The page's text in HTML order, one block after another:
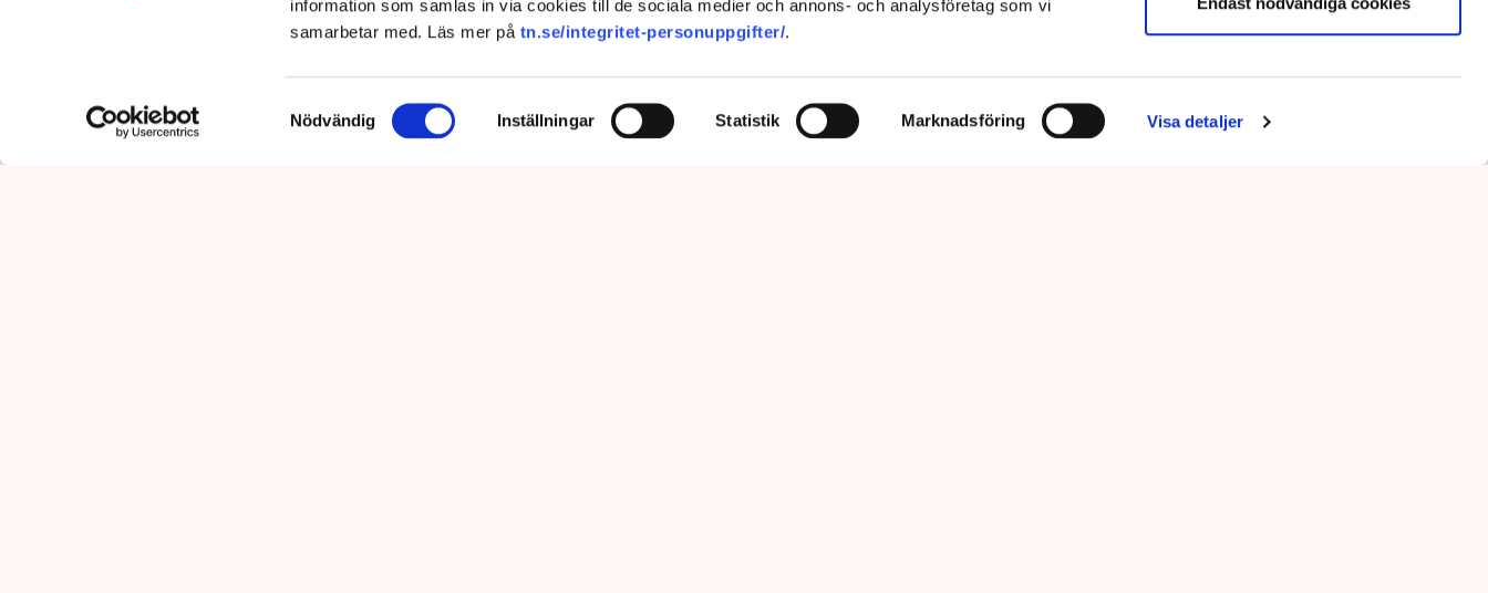
information som samlas in via cookies till de sociala medier och annons- och analysföretag som vi
samarbetar med. Läs mer på tn.se/integritet-personuppgifter/.
Samtyckesval
Nödvändig Inställningar Statistik Marknadsföring Visa detaljer